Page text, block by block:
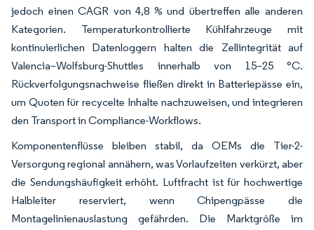
jedoch einen CAGR von 4,8 % und übertreffen alle anderen
Kategorien. Temperaturkontrollierte Kühlfahrzeuge mit
kontinuierlichen Datenloggern halten die Zellintegrität auf
Valencia–Wolfsburg-Shuttles innerhalb von 15–25 °C.
Rückverfolgungsnachweise fließen direkt in Batteriepässe ein,
um Quoten für recycelte Inhalte nachzuweisen, und integrieren
den Transport in Compliance-Workflows.
Komponentenflüsse bleiben stabil, da OEMs die Tier-2-
Versorgung regional annähern, was Vorlaufzeiten verkürzt, aber
die Sendungshäufigkeit erhöht. Luftfracht ist für hochwertige
Halbleiter reserviert, wenn Chipengpässe die
Montagelinienauslastung gefährden. Die Marktgröße im